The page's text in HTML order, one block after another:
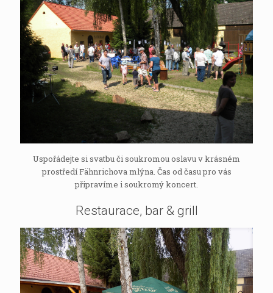
Uspořádejte si svatbu či soukromou oslavu v krásném
prostředí Fähnrichova mlýna. Čas od času pro vás
připravíme i soukromý koncert.
Restaurace, bar & grill